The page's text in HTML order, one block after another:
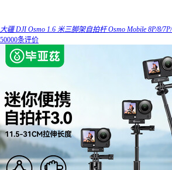
大疆 DJI Osmo 1.6 米三脚架自拍杆 Osmo Mobile 8P/8/
50000条评价